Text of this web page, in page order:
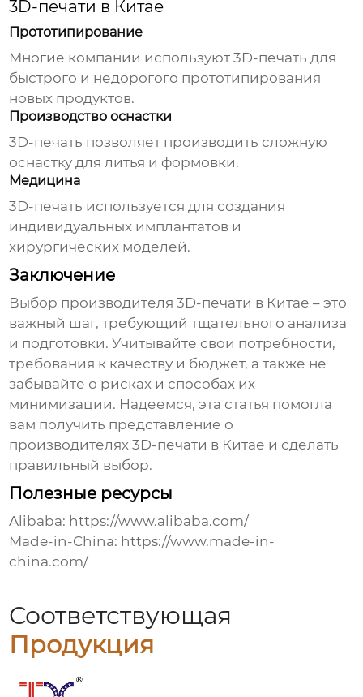
3D-печати в Китае
Прототипирование
Многие компании используют 3D-печать для
быстрого и недорогого прототипирования
новых продуктов.
Производство оснастки
3D-печать позволяет производить сложную
оснастку для литья и формовки.
Медицина
3D-печать используется для создания
индивидуальных имплантатов и
хирургических моделей.
Заключение
Выбор производителя 3D-печати в Китае – это
важный шаг, требующий тщательного анализа
и подготовки. Учитывайте свои потребности,
требования к качеству и бюджет, а также не
забывайте о рисках и способах их
минимизации. Надеемся, эта статья помогла
вам получить представление о
производителях 3D-печати в Китае и сделать
правильный выбор.
Полезные ресурсы
Alibaba: https://www.alibaba.com/
Made-in-China: https://www.made-in-
china.com/
Соответствующая
Продукция